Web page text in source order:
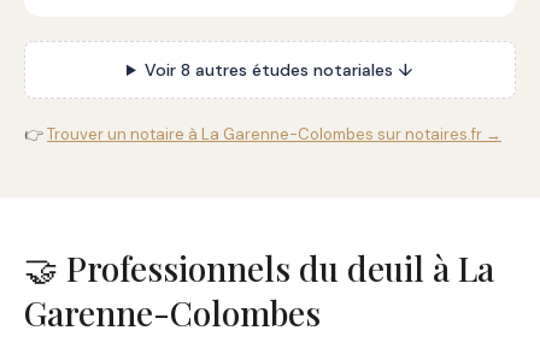
Voir 8 autres études notariales ↓
👉Trouver un notaire à La Garenne-Colombes sur notaires.fr →
🤝 Professionnels du deuil à La
Garenne-Colombes